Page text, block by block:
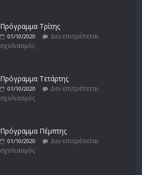
Πρόγραμμα Τρίτης
01/10/2020
Δεν επιτρέπεται
σχολιασμός
Πρόγραμμα Τετάρτης
01/10/2020
Δεν επιτρέπεται
σχολιασμός
Πρόγραμμα Πέμπτης
01/10/2020
Δεν επιτρέπεται
σχολιασμός